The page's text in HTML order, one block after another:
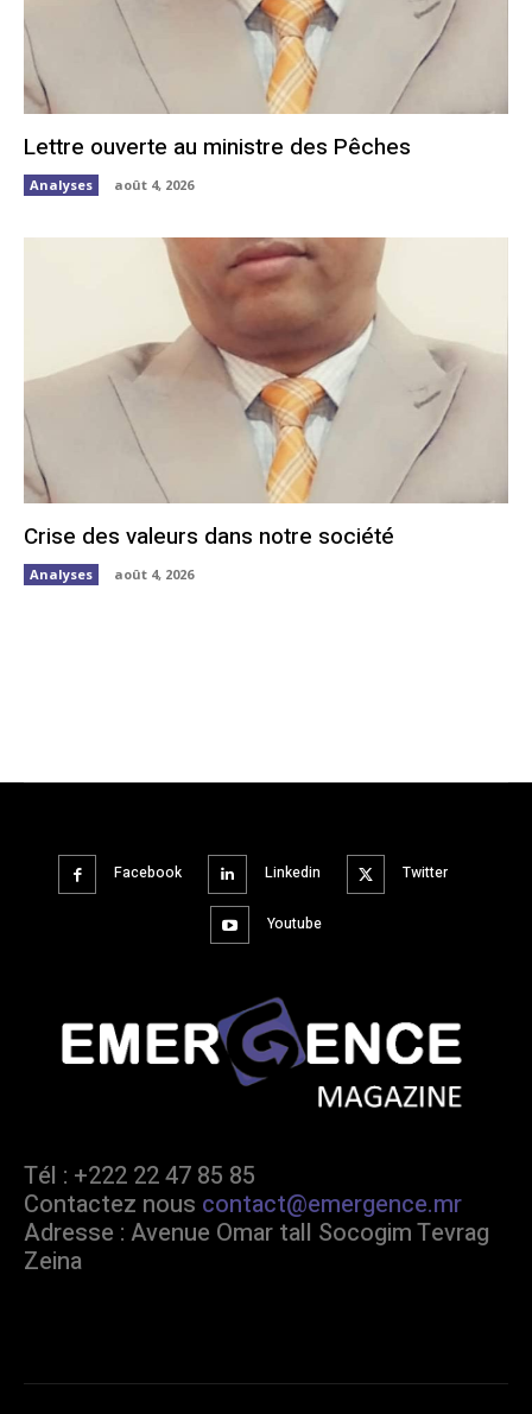
Lettre ouverte au ministre des Pêches
Analyses août 4, 2026
Crise des valeurs dans notre société
Analyses août 4, 2026
Facebook Linkedin Twitter
Youtube
Tél : +222 22 47 85 85
Contactez nous contact@emergence.mr
Adresse : Avenue Omar tall Socogim Tevrag
Zeina